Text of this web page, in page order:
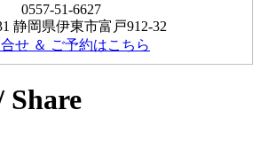
0557-51-6627
静岡県伊東市富戸912-32
せ ＆ ご予約はこちら
Share